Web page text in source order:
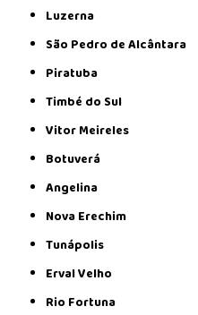
Luzerna
São Pedro de Alcântara
Piratuba
Timbé do Sul
Vitor Meireles
Botuverá
Angelina
Nova Erechim
Tunápolis
Erval Velho
Rio Fortuna